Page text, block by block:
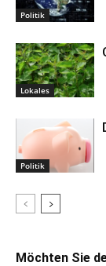
Politik
Lokales
Politik
Möchten Sie